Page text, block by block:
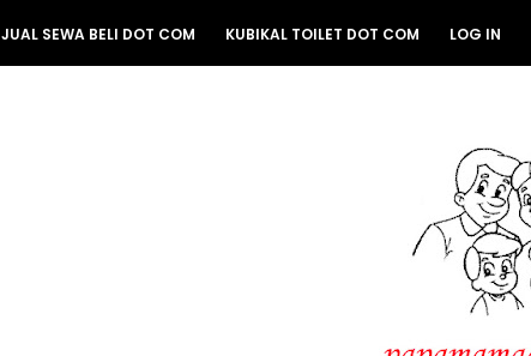
JUAL SEWA BELI DOT COM KUBIKAL TOILET DOT COM LOG IN